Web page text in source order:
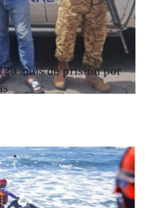
años de prisión por